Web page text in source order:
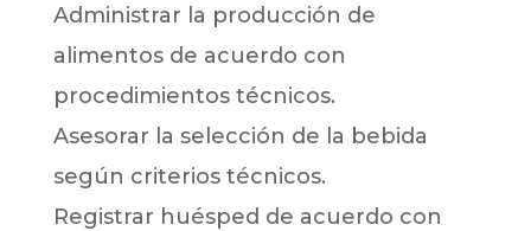
Administrar la producción de
alimentos de acuerdo con
procedimientos técnicos.
Asesorar la selección de la bebida
según criterios técnicos.
Registrar huésped de acuerdo con